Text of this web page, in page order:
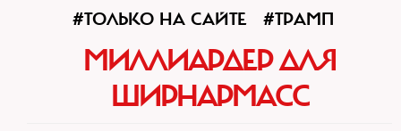
#ТОЛЬКО НА САЙТЕ #ТРАМП
МИЛЛИАРДЕР ДЛЯ
ШИРНАРМАСС